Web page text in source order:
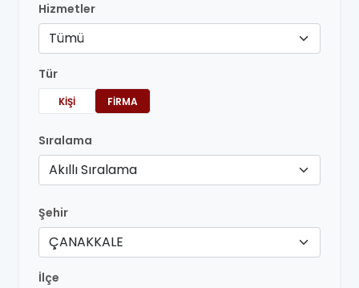
Hizmetler
Tümü
Tür
KIŞI FIRMA
Sıralama
Akıllı Sıralama
Şehir
ÇANAKKALE
İlçe